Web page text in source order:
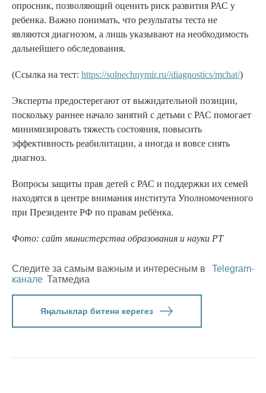
опросник, позволяющий оценить риск развития РАС у
ребенка. Важно понимать, что результаты теста не
являются диагнозом, а лишь указывают на необходимость
дальнейшего обследования.
(Ссылка на тест: https://solnechnymir.ru//diagnostics/mchat/)
Эксперты предостерегают от выжидательной позиции,
поскольку раннее начало занятий с детьми с РАС помогает
минимизировать тяжесть состояния, повысить
эффективность реабилитации, а иногда и вовсе снять
диагноз.
Вопросы защиты прав детей с РАС и поддержки их семей
находятся в центре внимания института Уполномоченного
при Президенте РФ по правам ребёнка.
Фото: сайт министерства образования и науки РТ
Следите за самым важным и интересным в
Telegram-
канале Татмедиа
Яңалыклар битенә керегез